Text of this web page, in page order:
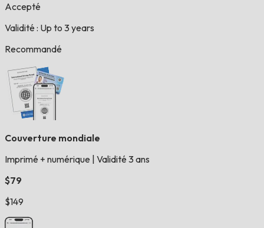
Accepté
Validité : Up to 3 years
Recommandé
Couverture mondiale
Imprimé + numérique Validité 3 ans
$79
$149